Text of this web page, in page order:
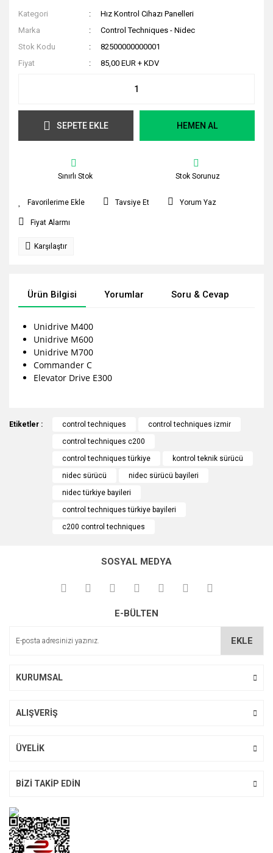
Kategori
Hız Kontrol Cihazı Panelleri
Marka
Control Techniques - Nidec
Stok Kodu
82500000000001
Fiyat
85,00 EUR + KDV
SEPETE EKLE HEMEN AL
Sınırlı Stok Stok Sorunuz
Tavsiye Et Yorum Yaz
Fiyat Alarmı
Karşılaştır
Ürün Bilgisi Yorumlar Soru & Cevap
Unidrive M400
Unidrive M600
Unidrive M700
Commander C
Elevator Drive E300
Bu ürüne ilk yorumu siz yapın!
Ürün hakkında henüz soru sorulmamış.
konularda yetersiz gördüğünüz noktaları öneri formunu
kullanarak tarafımıza iletebilirsiniz.
Görüş ve önerileriniz için teşekkür ederiz.
Ürün resmi kalitesiz, bozuk veya görüntülenemiyor.
Ürün açıklamasında eksik bilgiler bulunuyor.
Ürün bilgilerinde hatalar bulunuyor.
Ürün fiyatı diğer sitelerden daha pahalı.
Etiketler : control techniques
control techniques izmir
control techniques c200
control techniques türkiye
kontrol teknik sürücü
nidec sürücü
nidec sürücü bayileri
nidec türkiye bayileri
control techniques türkiye bayileri
c200 control techniques
SOSYAL MEDYA
E-BÜLTEN
EKLE
KURUMSAL
ALIŞVERİŞ
ÜYELİK
BİZİ TAKİP EDİN